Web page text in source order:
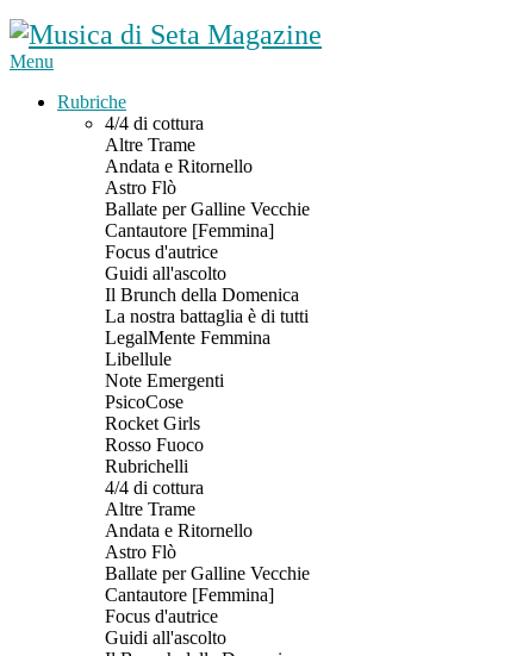
Menu
Rubriche
4/4 di cottura
Altre Trame
Andata e Ritornello
Astro Flò
Ballate per Galline Vecchie
Cantautore [Femmina]
Focus d'autrice
Guidi all'ascolto
Il Brunch della Domenica
La nostra battaglia è di tutti
LegalMente Femmina
Libellule
Note Emergenti
PsicoCose
Rocket Girls
Rosso Fuoco
Rubrichelli
4/4 di cottura
Altre Trame
Andata e Ritornello
Astro Flò
Ballate per Galline Vecchie
Cantautore [Femmina]
Focus d'autrice
Guidi all'ascolto